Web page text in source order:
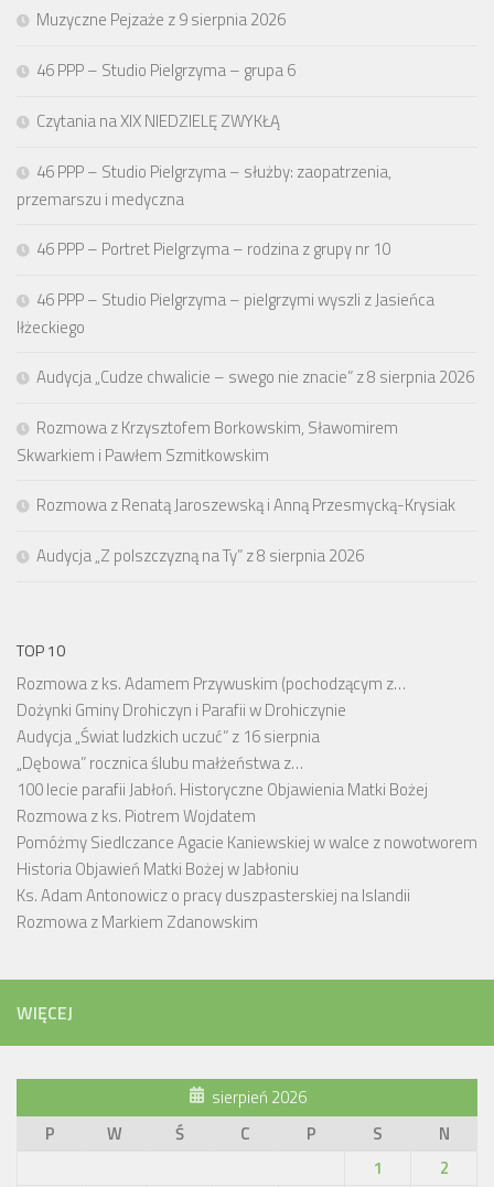
Muzyczne Pejzaże z 9 sierpnia 2026
46 PPP – Studio Pielgrzyma – grupa 6
Czytania na XIX NIEDZIELĘ ZWYKŁĄ
46 PPP – Studio Pielgrzyma – służby: zaopatrzenia,
przemarszu i medyczna
46 PPP – Portret Pielgrzyma – rodzina z grupy nr 10
46 PPP – Studio Pielgrzyma – pielgrzymi wyszli z Jasieńca
Iłżeckiego
Audycja „Cudze chwalicie – swego nie znacie” z 8 sierpnia 2026
Rozmowa z Krzysztofem Borkowskim, Sławomirem
Skwarkiem i Pawłem Szmitkowskim
Rozmowa z Renatą Jaroszewską i Anną Przesmycką-Krysiak
Audycja „Z polszczyzną na Ty” z 8 sierpnia 2026
TOP 10
Rozmowa z ks. Adamem Przywuskim (pochodzącym z…
Dożynki Gminy Drohiczyn i Parafii w Drohiczynie
Audycja „Świat ludzkich uczuć” z 16 sierpnia
„Dębowa” rocznica ślubu małżeństwa z…
100 lecie parafii Jabłoń. Historyczne Objawienia Matki Bożej
Rozmowa z ks. Piotrem Wojdatem
Pomóżmy Siedlczance Agacie Kaniewskiej w walce z nowotworem
Historia Objawień Matki Bożej w Jabłoniu
Ks. Adam Antonowicz o pracy duszpasterskiej na Islandii
Rozmowa z Markiem Zdanowskim
WIĘCEJ
sierpień 2026
P
W Ś C P S
N
1
2